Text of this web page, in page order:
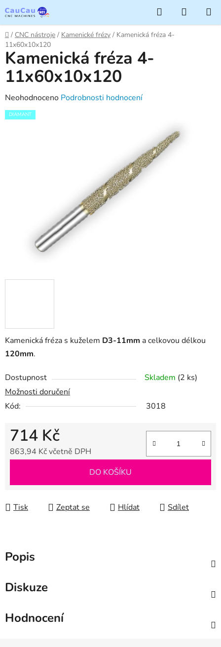
na
obsah
Hledat
KOŠÍK
Domů
/ CNC nástroje / Kamenické frézy / Kamenická fréza 4-
11x60x10x120
Kamenická fréza s kuželem D3-11mm a celkovou délkou
120mm.
Dostupnost Skladem (2 ks)
Možnosti doručení
Kód:
3018
714 Kč
863,94 Kč včetně DPH
DO KOŠÍKU
Tisk Zeptat se Hlídat Sdílet
Kamenická fréza 4-
11x60x10x120
Průměrné
hodnocení
Neohodnoceno Podrobnosti hodnocení
DIAMANT
Popis
Diskuze
Hodnocení